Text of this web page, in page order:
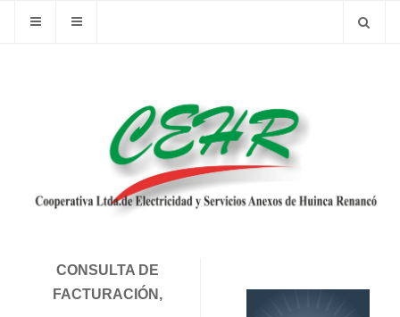
CONSULTA DE
FACTURACIÓN,